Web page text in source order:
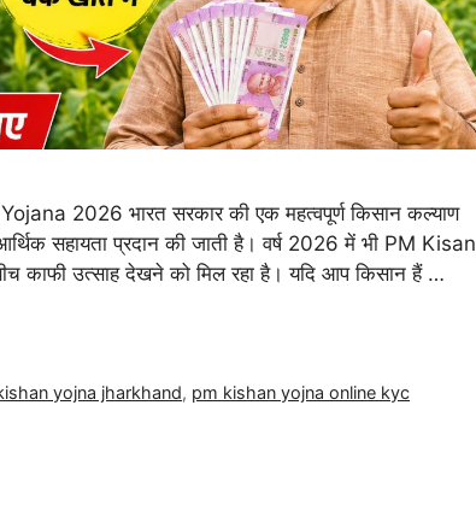
2026 भारत सरकार की एक महत्वपूर्ण किसान कल्याण
सहायता प्रदान की जाती है। वर्ष 2026 में भी PM Kisan
उत्साह देखने को मिल रहा है। यदि आप किसान हैं …
yojna jharkhand, pm kishan yojna online kyc